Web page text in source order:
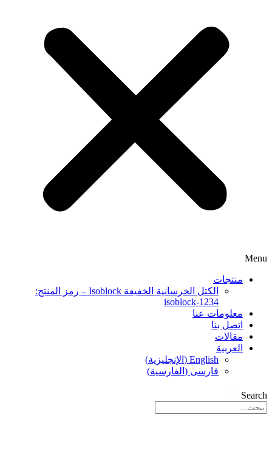
Menu
منتجات
الكتل الخرسانية الخفيفة Isoblock – رمز المنتج:
isoblock-1234
معلومات عنا
اتصل بنا
مقالات
العربية
English
( الإنجليزية)
فارسی ( الفارسية)
Search